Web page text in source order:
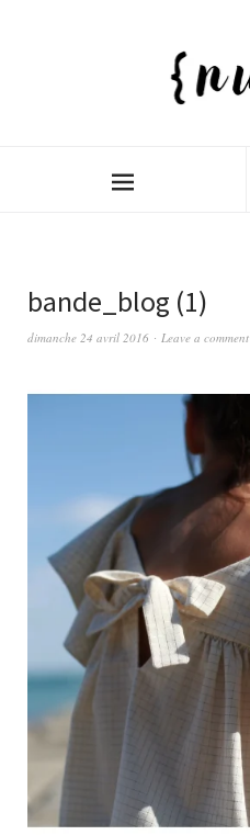
bande_blog (1)
dimanche 24 avril 2016 Leave a comment